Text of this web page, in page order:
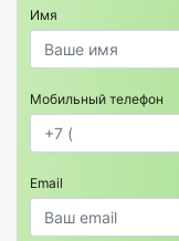
Имя
Мобильный телефон
Email